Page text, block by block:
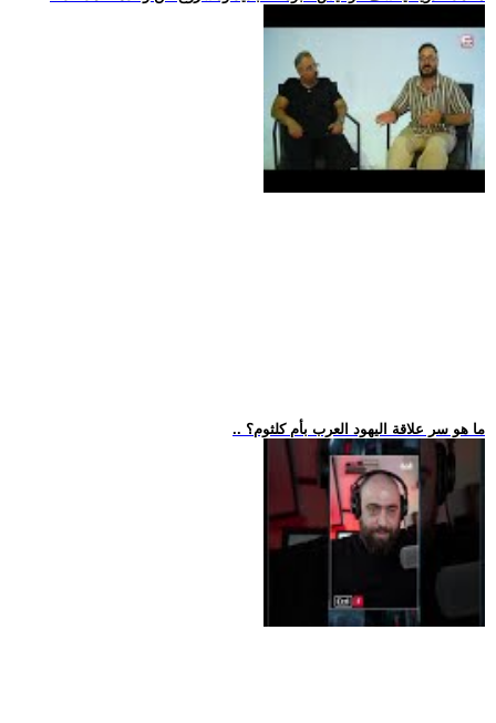
.. ما هو سر علاقة اليهود العرب بأم كلثوم؟